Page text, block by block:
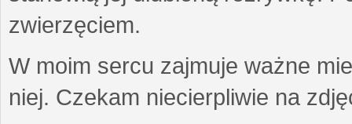
zwierzęciem.
W moim sercu zajmuje ważne
niej. Czekam niecierpliwie na